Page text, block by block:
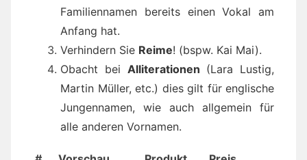
Familiennamen bereits einen Vokal am
Anfang hat.
Verhindern Sie Reime! (bspw. Kai Mai).
Obacht bei Alliterationen (Lara Lustig,
Martin Müller, etc.) dies gilt für englische
Jungennamen, wie auch allgemein für
alle anderen Vornamen.